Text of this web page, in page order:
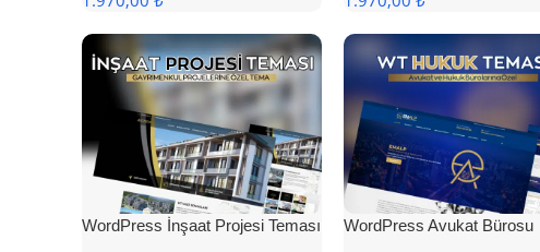
WordPress İnşaat Projesi Teması
WordPress Avukat Bürosu